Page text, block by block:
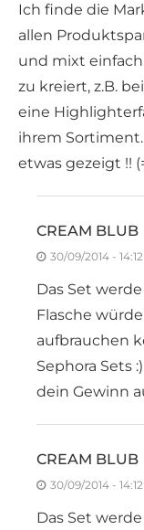
Ich finde die
allen
und mixt
zu kreiert, z.B.
eine
ihrem
etwas gezeigt !!
CREAM BLUB
30/09/2014 - 14:12
Das Set
Flasche
aufbrauchen
Sephora Sets
dein Gewinn
CREAM BLUB
30/09/2014 - 14:12
Das Set